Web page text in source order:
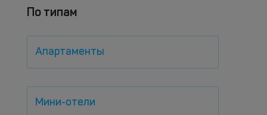
По типам
Апартаменты
Мини-отели